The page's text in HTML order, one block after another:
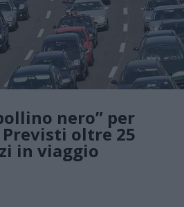
nero” per
Previsti oltre 25
in viaggio